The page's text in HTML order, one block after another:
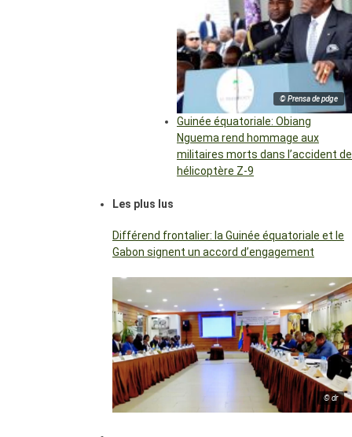
© Prensa de pdge
Guinée équatoriale: Obiang
Nguema rend hommage aux
militaires morts dans l’accident de
hélicoptère Z-9
Les plus lus
Différend frontalier: la Guinée équatoriale et le
Gabon signent un accord d’engagement
© dr